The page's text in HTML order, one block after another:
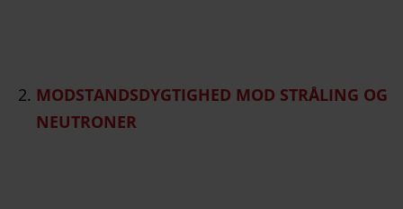
MODSTANDSDYGTIGHED MOD STRÅLING OG
NEUTRONER